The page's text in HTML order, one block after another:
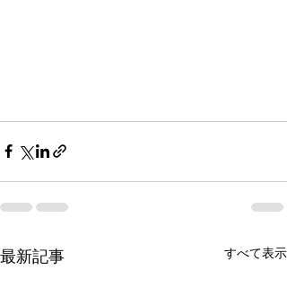
最新記事 すべて表示